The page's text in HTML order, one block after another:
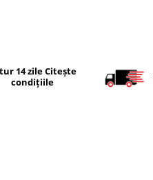
14 zile Citește
condițiile